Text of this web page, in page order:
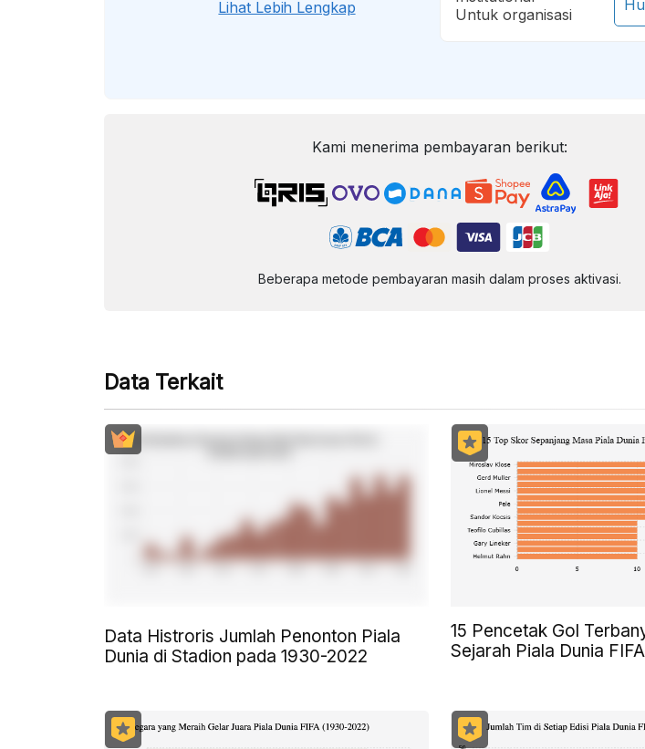
Lihat Lebih Lengkap
Untuk organisasi
Kami menerima pembayaran berikut:
Beberapa metode pembayaran masih dalam proses aktivasi.
Data Terkait
Data Histroris Jumlah Penonton Piala
Dunia di Stadion pada 1930-2022
15 Pencetak Gol
Sejarah Piala Dunia FIFA